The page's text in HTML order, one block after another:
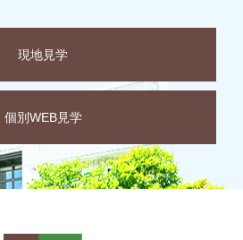
現地見学
個別WEB見学